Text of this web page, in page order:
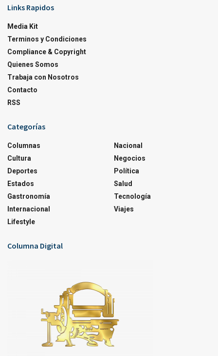
Links Rapidos
Media Kit
Terminos y Condiciones
Compliance & Copyright
Quienes Somos
Trabaja con Nosotros
Contacto
RSS
Categorías
Columnas
Cultura
Deportes
Estados
Gastronomía
Internacional
Lifestyle
Nacional
Negocios
Política
Salud
Tecnología
Viajes
Columna Digital